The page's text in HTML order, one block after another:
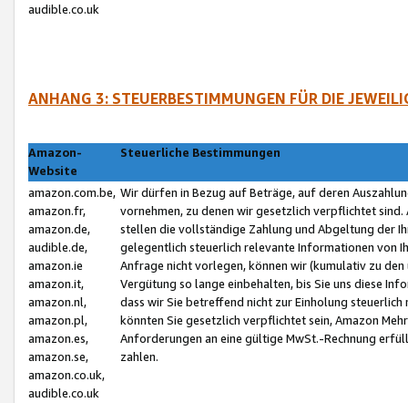
audible.co.uk
ANHANG 3: STEUERBESTIMMUNGEN FÜR DIE
Amazon-
Website
Steuerliche Bestimmungen
amazon.com.be,
amazon.fr,
amazon.de,
audible.de,
amazon.ie
amazon.it,
amazon.nl,
amazon.pl,
amazon.es,
amazon.se,
amazon.co.uk,
audible.co.uk
Wir dürfen in Bezug auf Beträge, auf deren
vornehmen, zu denen wir gesetzlich verpflichtet
stellen die vollständige Zahlung und Abgeltung der
gelegentlich steuerlich relevante Informationen von
Anfrage nicht vorlegen, können wir (kumulativ zu
Vergütung so lange einbehalten, bis Sie uns diese
dass wir Sie betreffend nicht zur Einholung
könnten Sie gesetzlich verpflichtet sein, Amazon
Anforderungen an eine gültige MwSt.-Rechnung
zahlen.